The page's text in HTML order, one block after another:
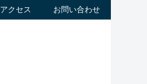
アクセス お問い合わせ